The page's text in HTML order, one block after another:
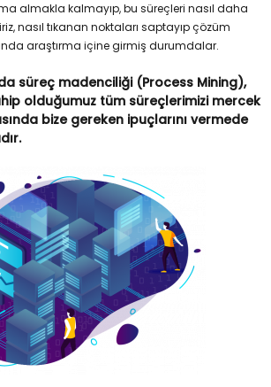
almakla kalmayıp, bu süreçleri nasıl daha
nasıl tıkanan noktaları saptayıp çözüm
araştırma içine girmiş durumdalar.
süreç madenciliği (Process Mining),
olduğumuz tüm süreçlerimizi mercek
bize gereken ipuçlarını vermede